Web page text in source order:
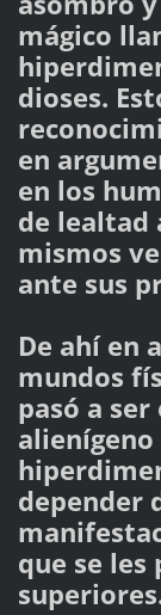
mágico
dioses.
en
en los
de lealtad
mismos
ante sus
De ahí en
mundos
pasó a
alienígeno
depender
que se les